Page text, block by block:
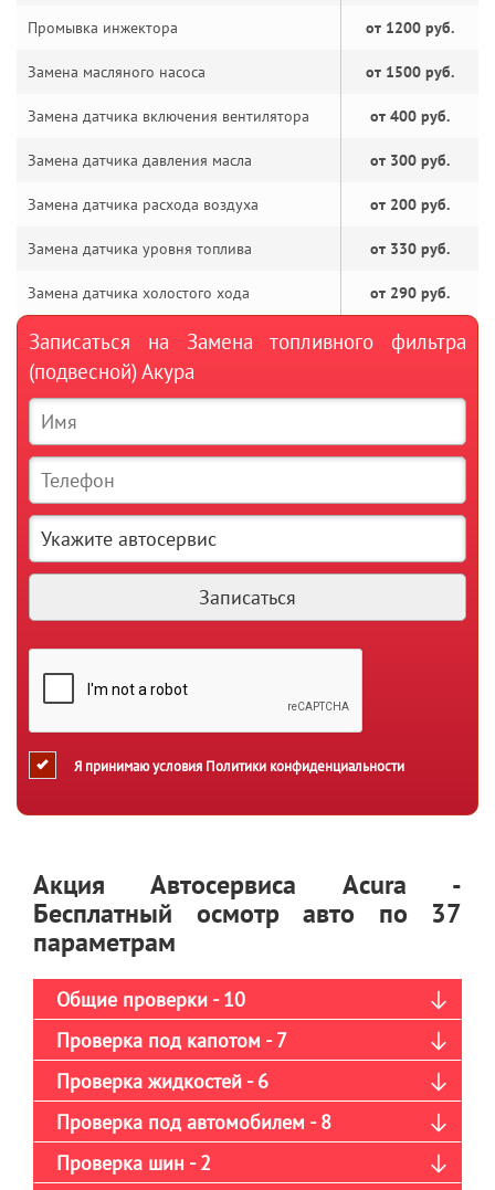
Промывка инжектора от 1200 руб.
Замена масляного насоса от 1500 руб.
Замена датчика включения вентилятора от 400 руб.
Замена датчика давления масла от 300 руб.
Замена датчика расхода воздуха от 200 руб.
Замена датчика уровня топлива от 330 руб.
Замена датчика холостого хода от 290 руб.
Записаться на Замена топливного фильтра
(подвесной) Акура
Я принимаю условия Политики конфиденциальности
Акция Автосервиса Acura -
Бесплатный осмотр авто по 37
параметрам
Общие проверки - 10
Проверка под капотом - 7
Проверка жидкостей - 6
Проверка под автомобилем - 8
Проверка шин - 2